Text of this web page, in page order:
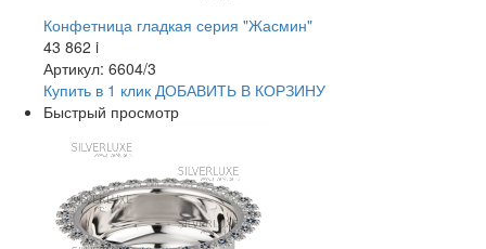
Конфетница гладкая серия "Жасмин"
43 862 i
Артикул: 6604/3
Купить в 1 клик ДОБАВИТЬ В КОРЗИНУ
Быстрый просмотр